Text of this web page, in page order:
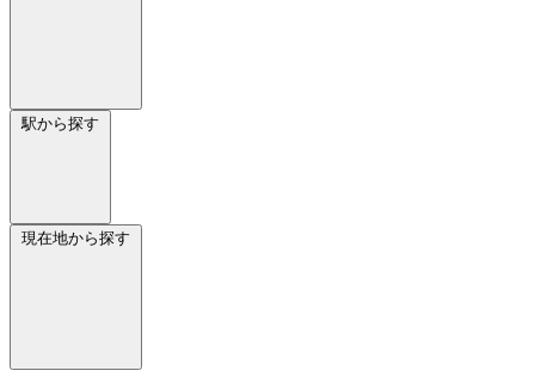
駅から探す
現在地から探す